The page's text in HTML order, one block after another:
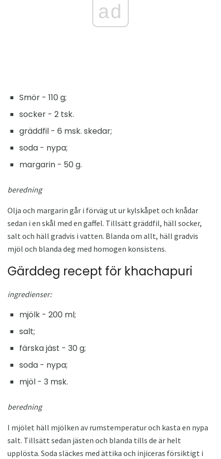
ad
Smör - 110 g;
socker - 2 tsk.
gräddfil - 6 msk. skedar;
soda - nypa;
margarin - 50 g.
beredning
Olja och margarin går i förväg ut ur kylskåpet och knådar
sedan i en skål med en gaffel. Tillsätt gräddfil, häll socker,
salt och häll gradvis i vatten. Blanda om allt, häll gradvis
mjöl och blanda deg med homogen konsistens.
Gärddeg recept för khachapuri
ingredienser:
mjölk - 200 ml;
salt;
färska jäst - 30 g;
soda - nypa;
mjöl - 3 msk.
beredning
I mjölet häll mjölken av rumstemperatur och kasta en nypa
salt. Tillsätt sedan jästen och blanda tills de är helt
upplösta. Soda släckes med ättika och injiceras försiktigt i